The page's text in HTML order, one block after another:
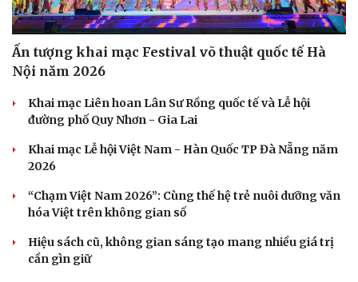
Ấn tượng khai mạc Festival võ thuật quốc tế Hà
Nội năm 2026
Khai mạc Liên hoan Lân Sư Rồng quốc tế và Lễ hội
đường phố Quy Nhơn - Gia Lai
Khai mạc Lễ hội Việt Nam - Hàn Quốc TP Đà Nẵng năm
2026
“Chạm Việt Nam 2026”: Cùng thế hệ trẻ nuôi dưỡng văn
hóa Việt trên không gian số
Hiệu sách cũ, không gian sáng tạo mang nhiều giá trị
cần gìn giữ